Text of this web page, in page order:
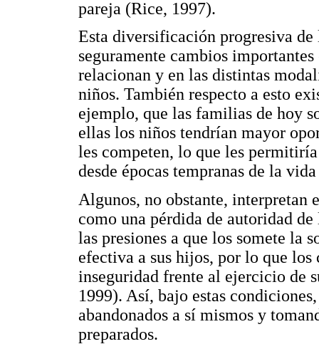
pareja (Rice, 1997).
Esta diversificación progresiva
seguramente cambios
relacionan y en las distintas
niños. También respecto a esto
ejemplo, que las familias de hoy
ellas los niños tendrían mayor
les competen, lo que les
desde épocas tempranas de la
Algunos, no obstante, interpretan
como una pérdida de autoridad de
las presiones a que los somete la
efectiva a sus hijos, por lo que
inseguridad frente al ejercicio de
1999). Así, bajo estas
abandonados a sí mismos y
preparados.